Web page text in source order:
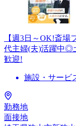
【週3日～OK!斎場
代主婦(夫)活躍中◎
歓迎!
施設・サービ
勤務地
面接地